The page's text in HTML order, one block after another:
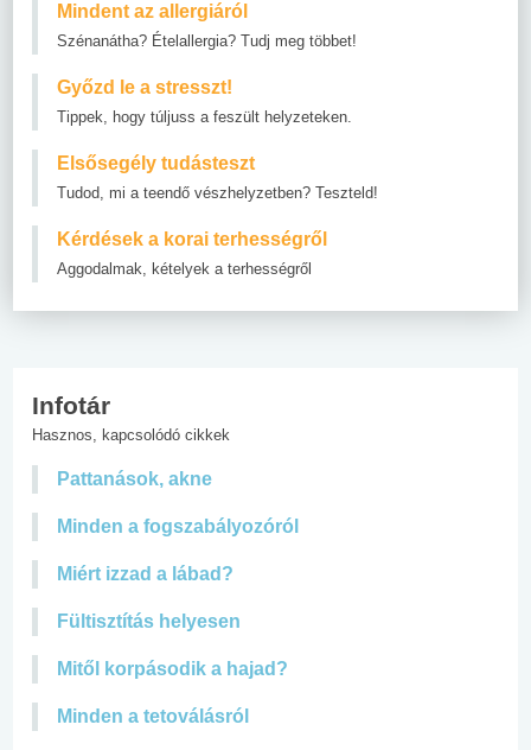
Mindent az allergiáról
Szénanátha? Ételallergia? Tudj meg többet!
Győzd le a stresszt!
Tippek, hogy túljuss a feszült helyzeteken.
Elsősegély tudásteszt
Tudod, mi a teendő vészhelyzetben? Teszteld!
Kérdések a korai terhességről
Aggodalmak, kételyek a terhességről
Infotár
Hasznos, kapcsolódó cikkek
Pattanások, akne
Minden a fogszabályozóról
Miért izzad a lábad?
Fültisztítás helyesen
Mitől korpásodik a hajad?
Minden a tetoválásról